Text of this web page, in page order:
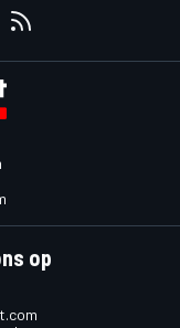
op